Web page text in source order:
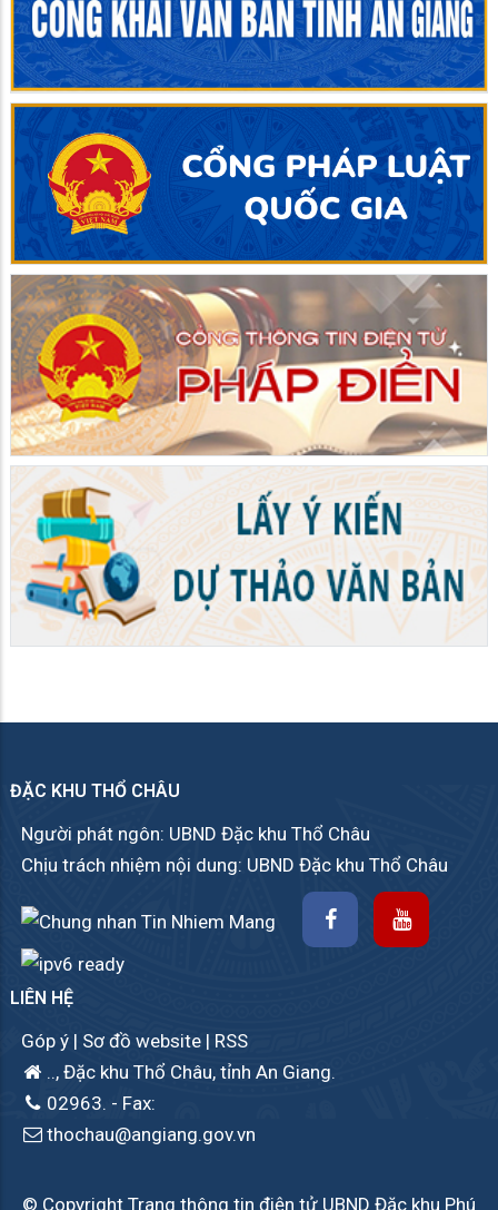
ĐẶC KHU THỔ CHÂU
Người phát ngôn: UBND Đặc khu Thổ Châu
Chịu trách nhiệm nội dung: UBND Đặc khu Thổ Châu
LIÊN HỆ
Góp ý | Sơ đồ website | RSS
.., Đặc khu Thổ Châu, tỉnh An Giang.
02963. - Fax:
thochau@angiang.gov.vn
© Copyright Trang thông tin điện tử UBND Đặc khu Phú